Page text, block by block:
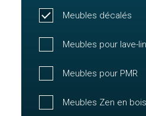
Meubles décalés
Meubles pour lave-
Meubles pour PMR
Meubles Zen en